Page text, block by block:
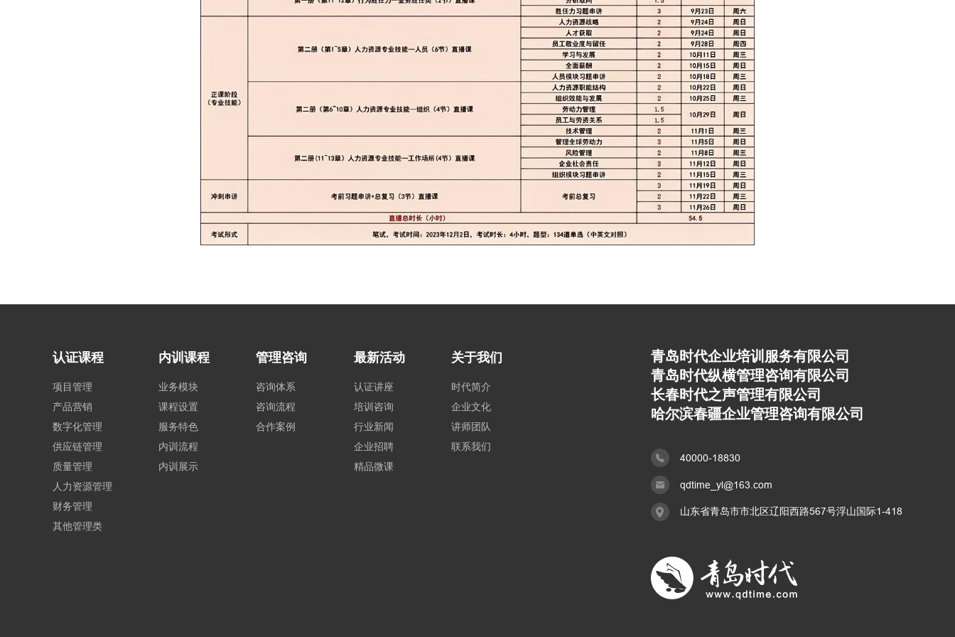
认证课程
项目管理
产品营销
数字化管理
供应链管理
质量管理
人力资源管理
财务管理
其他管理类
内训课程
业务模块
课程设置
服务特色
内训流程
内训展示
管理咨询
咨询体系
咨询流程
合作案例
最新活动
认证讲座
培训咨询
行业新闻
企业招聘
精品微课
关于我们
时代简介
企业文化
讲师团队
联系我们
青岛时代企业培训服务有限公司
青岛时代纵横管理咨询有限公司
长春时代之声管理有限公司
哈尔滨春疆企业管理咨询有限公司
40000-18830
qdtime_yl@163.com
山东省青岛市市北区辽阳西路567号浮山国际1-418